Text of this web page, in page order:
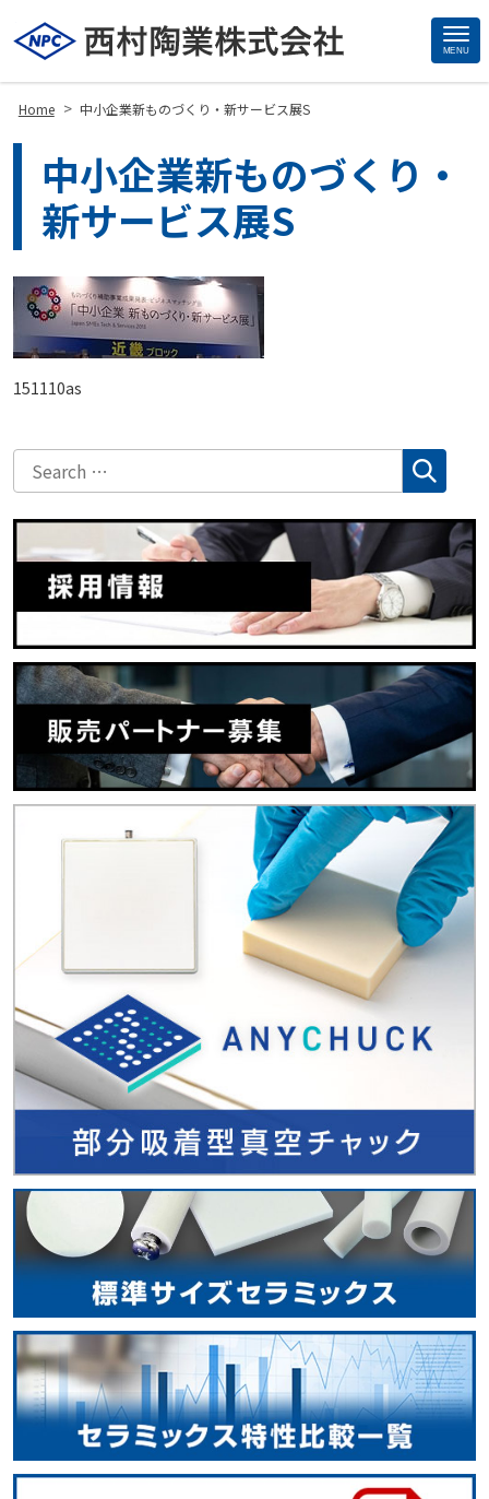
MENU
Home > 中小企業新ものづくり・新サービス展S
中小企業新ものづくり・
新サービス展S
151110as
Site
Footer